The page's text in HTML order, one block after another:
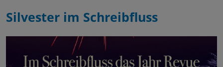
Silvester im Schreibfluss